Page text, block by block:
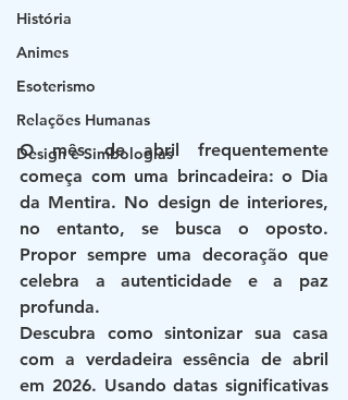
História
Animes
Esoterismo
Relações Humanas
Design e Simbologias
O mês de abril frequentemente
começa com uma brincadeira: o Dia
da Mentira. No design de interiores,
no entanto, se busca o oposto.
Propor sempre uma decoração que
celebra a autenticidade e a paz
profunda.
Descubra como sintonizar sua casa
com a verdadeira essência de abril
em 2026. Usando datas significativas